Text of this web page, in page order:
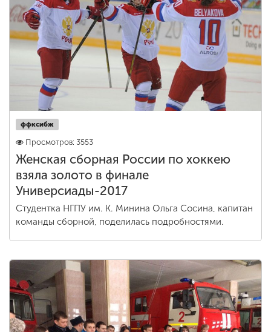
ффксибж
Просмотров: 3553
Женская сборная России по хоккею
взяла золото в финале
Универсиады-2017
Студентка НГПУ им. К. Минина Ольга Сосина, капитан
команды сборной, поделилась подробностями.